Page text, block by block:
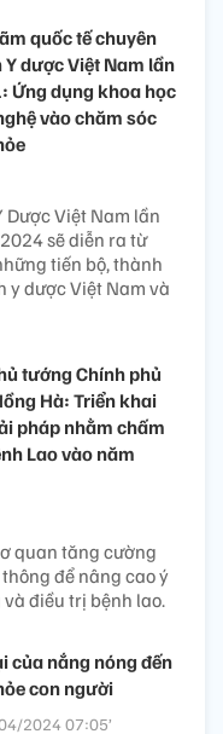
quốc tế chuyên
Y dược Việt Nam lần
Ứng dụng khoa học
vào chăm sóc
Việt Nam lần
sẽ diễn ra từ
tiến bộ, thành
y dược Việt Nam và
tướng Chính phủ
Hà: Triển khai
pháp nhằm chấm
Lao vào năm
quan tăng cường
để nâng cao ý
điều trị bệnh lao.
của nắng nóng đến
con người
2024 07:05’